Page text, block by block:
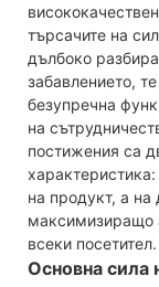
търсачите на
дълбоко
забавлението,
безупречна
на
постижения са
на продукт, а
максимизиращо
всеки посетител.
Основна сила